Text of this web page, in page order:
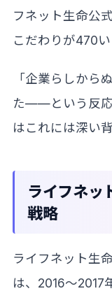
フネット生命公
こだわりが470
「企業らしから
た——という反応
はこれには深い
ライフネッ
戦略
ライフネット生
は、2016〜2017